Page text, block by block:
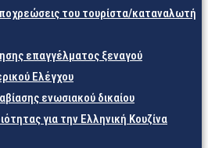
του τουρίστα/καταναλωτή
επαγγέλματος ξεναγού
Ελέγχου
ενωσιακού δικαίου
για την Ελληνική Κουζίνα